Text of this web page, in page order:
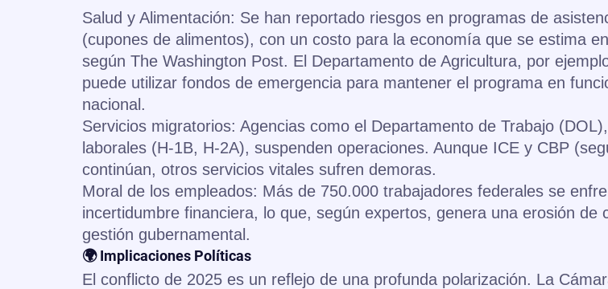
Salud y Alimentación: Se han reportado riesgos en programas de
(cupones de alimentos), con un costo para la economía que se estima
según The Washington Post. El Departamento de Agricultura, por
puede utilizar fondos de emergencia para mantener el programa en
nacional.
Servicios migratorios: Agencias como el Departamento de Trabajo
laborales (H-1B, H-2A), suspenden operaciones. Aunque ICE y CBP
continúan, otros servicios vitales sufren demoras.
Moral de los empleados: Más de 750.000 trabajadores federales se
incertidumbre financiera, lo que, según expertos, genera una erosión de
gestión gubernamental.
🌍 Implicaciones Políticas
El conflicto de 2025 es un reflejo de una profunda polarización. La